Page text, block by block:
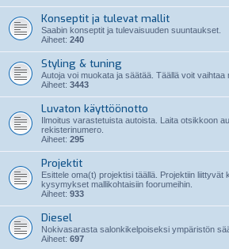
Konseptit ja tulevat mallit
Saabin konseptit ja tulevaisuuden suuntaukset.
Aiheet: 240
Styling & tuning
Autoja voi muokata ja säätää. Täällä voit vaihtaa
Aiheet: 3443
Luvaton käyttöönotto
Ilmoitus varastetuista autoista. Laita otsikkoon
rekisterinumero.
Aiheet: 295
Projektit
Esittele oma(t) projektisi täällä. Projektiin
kysymykset mallikohtaisiin foorumeihin.
Aiheet: 933
Diesel
Nokivasarasta salonkikelpoiseksi ympäristön
Aiheet: 697